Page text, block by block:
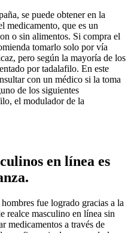
se puede obtener en la
medicamento, que es un
o sin alimentos. Si compra el
tomarlo solo por vía
pero según la mayoría de los
por tadalafilo. En este
con un médico si la toma
de los siguientes
el modulador de la
en línea es
fue logrado gracias a la
realce masculino en línea sin
medicamentos a través de